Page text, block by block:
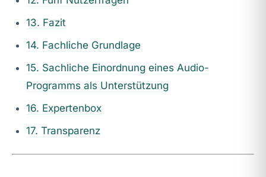
13. Fazit
14. Fachliche Grundlage
15. Sachliche Einordnung eines Audio-
Programms als Unterstützung
16. Expertenbox
17. Transparenz